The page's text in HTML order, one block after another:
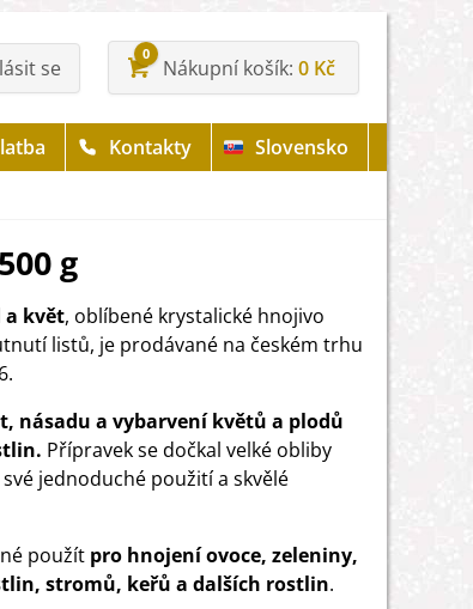
se
0
Nákupní košík 0 Kč
Kontakty
Slovensko
g
a květ, oblíbené krystalické hnojivo
listů, je prodávané na českém trhu
násadu a vybarvení květů a plodů
Přípravek se dočkal velké obliby
jednoduché použití a skvělé
použít pro hnojení ovoce, zeleniny,
stromů, keřů a dalších rostlin.